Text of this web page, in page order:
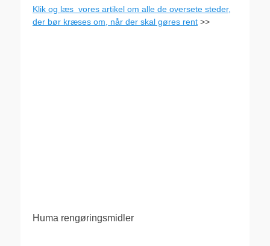
Klik og læs vores artikel om alle de oversete steder,
der bør kræses om, når der skal gøres rent >>
Huma rengøringsmidler